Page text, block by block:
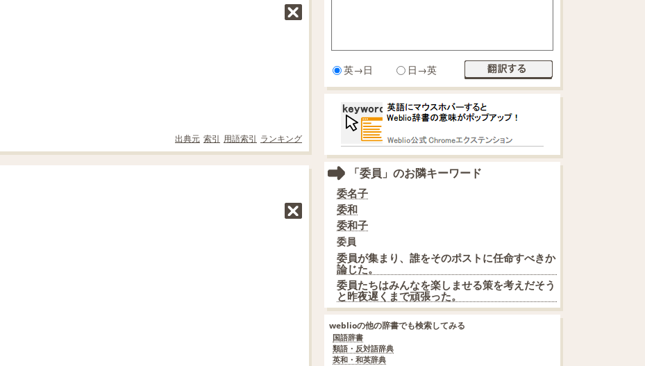
出典元 索引 用語索引 ランキング
英→日 日→英
「委員」のお隣キーワード
委名子
委和
委和子
委員
委員が集まり、誰をそのポストに任命すべきか
論じた。
委員たちはみんなを楽しませる策を考えだそう
と昨夜遅くまで頑張った。
weblioの他の辞書でも検索してみる
国語辞書
類語・反対語辞典
英和・和英辞典